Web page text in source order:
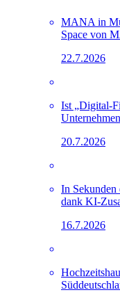
MANA in
Space von
22.7.2026
Ist „Digital-
20.7.2026
In Sekunden
dank KI-
16.7.2026